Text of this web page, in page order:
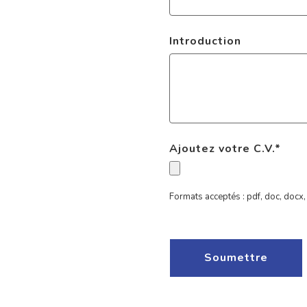
Introduction
Ajoutez votre C.V.*
Formats acceptés : pdf, doc,